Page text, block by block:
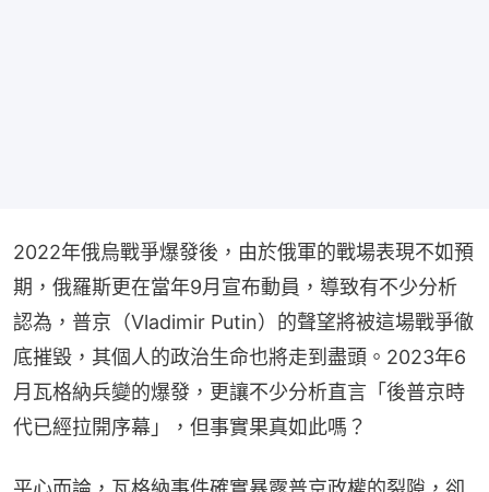
2022年俄烏戰爭爆發後，由於俄軍的戰場表現不如預
期，俄羅斯更在當年9月宣布動員，導致有不少分析
認為，普京（Vladimir Putin）的聲望將被這場戰爭徹
底摧毀，其個人的政治生命也將走到盡頭。2023年6
月瓦格納兵變的爆發，更讓不少分析直言「後普京時
代已經拉開序幕」，但事實果真如此嗎？